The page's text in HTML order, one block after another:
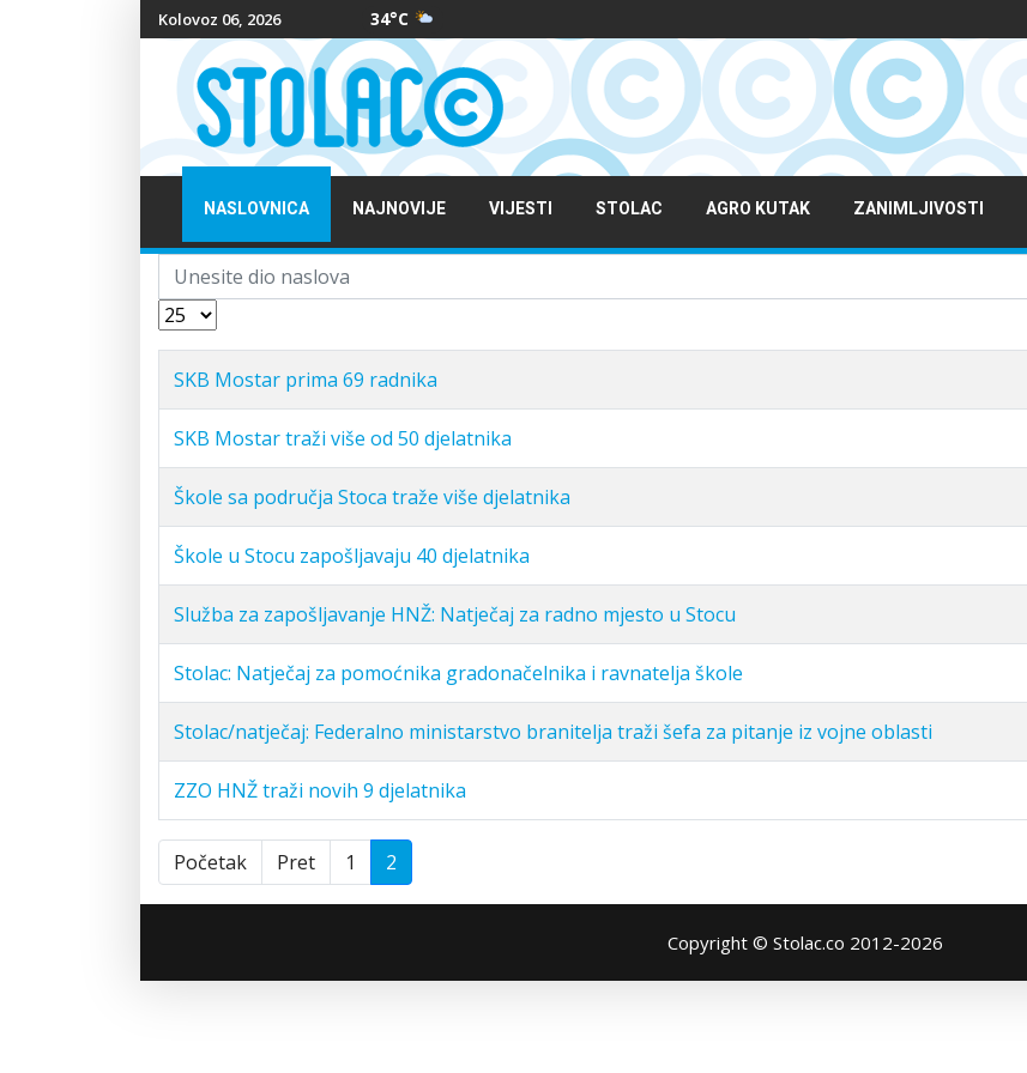
Kolovoz 06, 2026 34°C
NASLOVNICA NAJNOVIJE VIJESTI STOLAC AGRO KUTAK ZANIMLJIVOSTI
Unesite dio naslova
Prikaz #
SKB Mostar prima 69 radnika
SKB Mostar traži više od 50 djelatnika
Škole sa područja Stoca traže više djelatnika
Škole u Stocu zapošljavaju 40 djelatnika
Služba za zapošljavanje HNŽ: Natječaj za radno mjesto u Stocu
Stolac: Natječaj za pomoćnika gradonačelnika i ravnatelja škole
Stolac/natječaj: Federalno ministarstvo branitelja traži šefa za pitanje iz vojne oblasti
ZZO HNŽ traži novih 9 djelatnika
Početak Pret 1 2
Copyright © Stolac.co 2012-2026